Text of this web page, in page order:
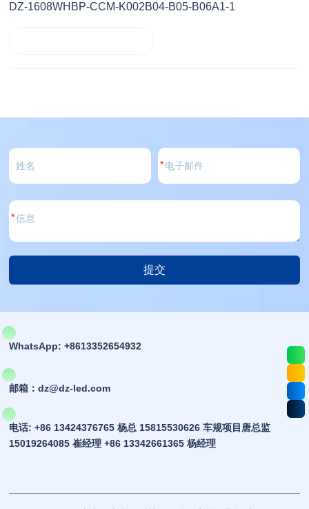
DZ-1608WHBP-CCM-K002B04-B05-B06A1-1
*
*
提交
WhatsApp: +8613352654932
邮箱：dz@dz-led.com
电话: +86 13424376765 杨总 15815530626 车规项目唐总监
15019264085 崔经理 +86 13342661365 杨经理